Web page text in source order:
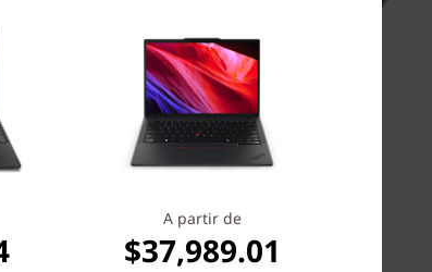
A partir de
$37,989.01